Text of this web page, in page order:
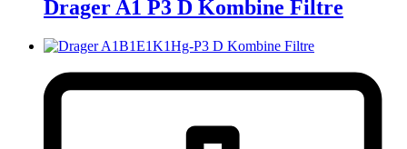
Drager A1 P3 D Kombine Filtre